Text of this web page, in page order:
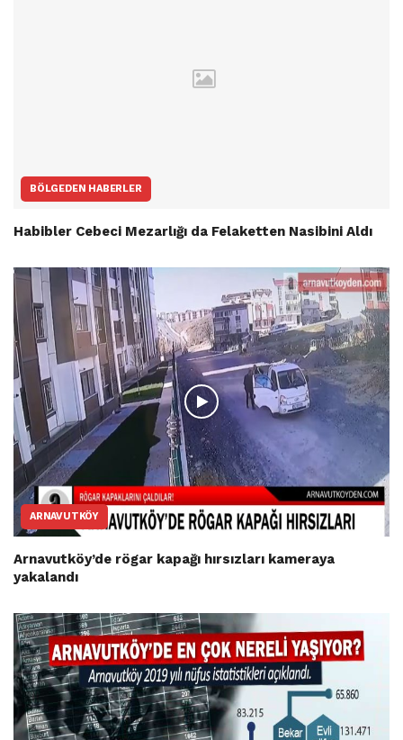
BÖLGEDEN HABERLER
Habibler Cebeci Mezarlığı da Felaketten Nasibini Aldı
ARNAVUTKÖY
Arnavutköy’de rögar kapağı hırsızları kameraya
yakalandı